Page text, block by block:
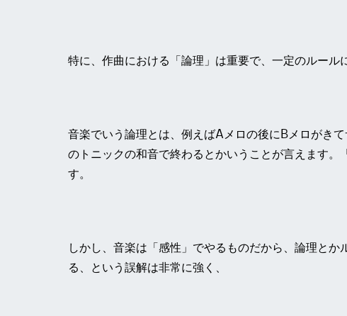
特に、作曲における「論理」は重要で、一定のルール
音楽でいう論理とは、例えばAメロの後にBメロがき
のトニックの和音で終わるとかいうことが言えます
す。
しかし、音楽は「感性」でやるものだから、論理と
る、という誤解は非常に強く、